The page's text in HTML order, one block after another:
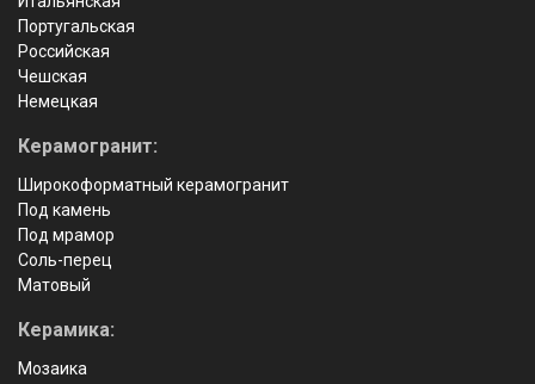
Португальская
Российская
Чешская
Немецкая
Керамогранит:
Широкоформатный керамогранит
Под камень
Под мрамор
Соль-перец
Матовый
Керамика:
Мозаика